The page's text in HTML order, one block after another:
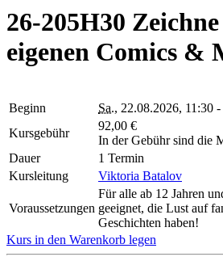
26-205H30
eigenen Comics &
Beginn Sa., 22.08.2026, 11:30
Kursgebühr
92,00 €
In der Gebühr sind die
Dauer
1 Termin
Kursleitung
Viktoria Batalov
Voraussetzungen
Für alle ab 12 Jahren
geeignet, die Lust auf
Geschichten haben!
Kurs in den Warenkorb legen